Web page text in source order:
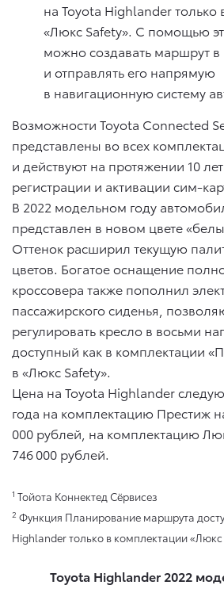
на Toyota Highlander только
«Люкс Safety». С помощью
можно создавать маршрут
и отправлять его напрямую
в навигационную систему
Возможности Toyota Connected
представлены во всех
и действуют на протяжении 10
регистрации и активации сим-
В 2022 модельном году
представлен в новом цвете
Оттенок расширил текущую
цветов. Богатое оснащение
кроссовера также пополнил
пассажирского сиденья,
регулировать кресло в восьми
доступный как в комплектации
в «Люкс Safety».
Цена на Toyota Highlander
года на комплектацию Престиж
000 рублей, на комплектацию
746 000 рублей.
1 Тойота Коннектед Сёрвисез
2 Функция Планирование маршрута
Highlander только в комплектации «Люкс
Toyota Highlander 2022